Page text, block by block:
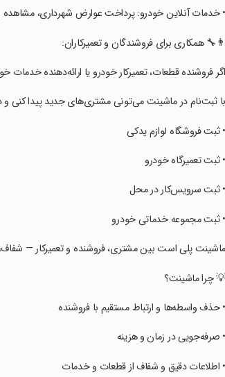
‏‏‏‏• خدمات آنلاین خودرو: پرداخت عوارض شهرداری،
‏‏‏‏👨‍🔧 همکاری برای فروشندگان و تعمیرکاران:
‏‏‏‏اگر فروشنده قطعات، تعمیرکار خودرو یا ارائه‌دهنده خدمات
‏‏‏‏با ثبت‌نام در ماشینت می‌تونی مشتری‌های جدید پیدا کنی و
‏‏‏‏• ثبت فروشگاه لوازم یدکی
‏‏‏‏• ثبت تعمیرگاه خودرو
‏‏‏‏• ثبت سرویس‌کار در محل
‏‏‏‏• ثبت مجموعه خدماتی خودرو
‏‏‏‏ماشینت پلی است بین مشتری، فروشنده و تعمیرکار —
‏‏‏‏💡 چرا ماشینت؟
‏‏‏‏• حذف واسطه‌ها و ارتباط مستقیم با فروشنده
‏‏‏‏• صرفه‌جویی در زمان و هزینه
‏‏‏‏• اطلاعات دقیق و شفاف از قطعات و خدمات